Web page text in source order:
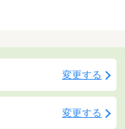
変更する
変更する